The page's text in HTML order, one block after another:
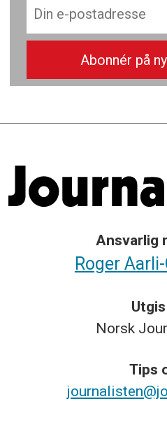
Ansvarlig
Roger
Norsk
Tips